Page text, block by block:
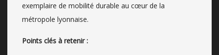
exemplaire de mobilité durable au cœur de la
métropole lyonnaise.
Points clés à retenir :